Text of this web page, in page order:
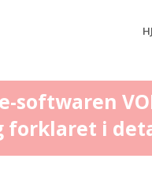
forklaret i